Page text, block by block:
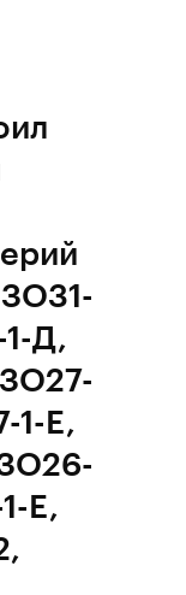
Д,
1-Е,
Е,